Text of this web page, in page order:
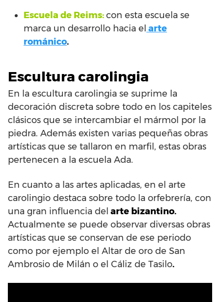
Escuela de Reims:con esta escuela se
marca un desarrollo hacia el arte
románico.
Escultura carolingia
En la escultura carolingia se suprime la
decoración discreta sobre todo en los capiteles
clásicos que se intercambiar el mármol por la
piedra. Además existen varias pequeñas obras
artísticas que se tallaron en marfil, estas obras
pertenecen a la escuela Ada.
En cuanto a las artes aplicadas, en el arte
carolingio destaca sobre todo la orfebrería, con
una gran influencia del arte bizantino.
Actualmente se puede observar diversas obras
artísticas que se conservan de ese periodo
como por ejemplo el Altar de oro de San
Ambrosio de Milán o el Cáliz de Tasilo.